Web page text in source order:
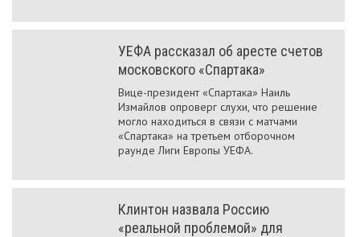
УЕФА рассказал об аресте счетов
московского «Спартака»
Вице-президент «Спартака» Наиль
Измайлов опроверг слухи, что решение
могло находиться в связи с матчами
«Спартака» на третьем отборочном
раунде Лиги Европы УЕФА.
Клинтон назвала Россию
«реальной проблемой» для